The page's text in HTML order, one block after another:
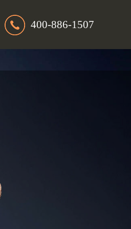
400-886-1507